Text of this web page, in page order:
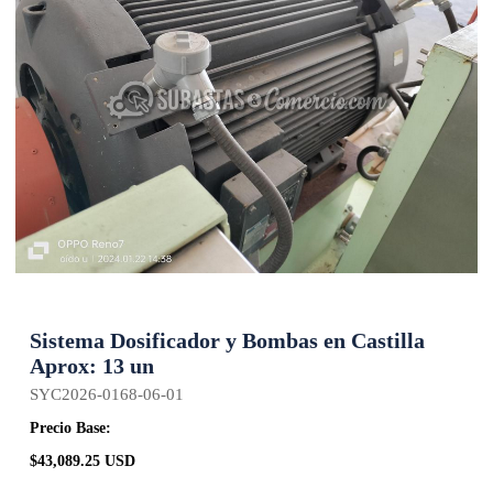
Sistema Dosificador y Bombas en Castilla
Aprox: 13 un
SYC2026-0168-06-01
Precio Base:
$43,089.25 USD